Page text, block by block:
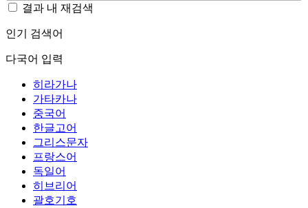
결과 내 재검색
인기 검색어
다국어 입력
히라가나
가타카나
중국어
한글고어
그리스문자
프랑스어
독일어
히브리어
괄호기호